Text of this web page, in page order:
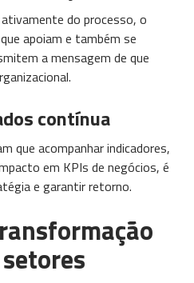
do processo, o
apoiam e também se
a mensagem de que
contínua
que acompanhar indicadores,
em KPIs de negócios, é
e garantir retorno.